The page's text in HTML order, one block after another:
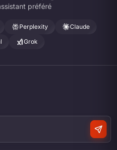
préféré
Perplexity
Claude
Grok